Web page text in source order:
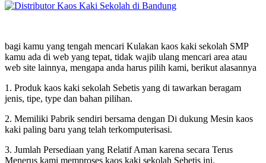
bagi kamu yang tengah mencari Kulakan kaos kaki sekolah SMP
kamu ada di web yang tepat, tidak wajib ulang mencari area atau
web site lainnya, mengapa anda harus pilih kami, berikut alasannya
1. Produk kaos kaki sekolah Sebetis yang di tawarkan beragam
jenis, tipe, type dan bahan pilihan.
2. Memiliki Pabrik sendiri bersama dengan Di dukung Mesin kaos
kaki paling baru yang telah terkomputerisasi.
3. Jumlah Persediaan yang Relatif Aman karena secara Terus
Menerus kami memproses kaos kaki sekolah Sebetis ini.